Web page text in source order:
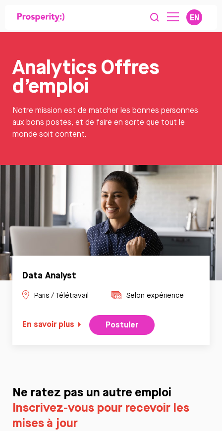
EN
Analytics Offres
d’emploi
Notre mission est de matcher les bonnes personnes
aux bons postes, et de faire en sorte que tout le
monde soit content.
Data Analyst
Paris / Télétravail Selon expérience
En savoir plus Postuler
Ne ratez pas un autre emploi
Inscrivez-vous pour recevoir les
mises à jour